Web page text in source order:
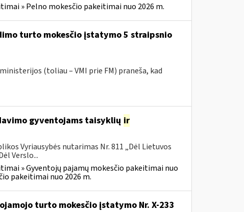
» Pelno mokesčio pakeitimai nuo 2026 m.
turto mokesčio įstatymo 5 straipsnio
(toliau – VMI prie FM) praneša, kad
gyventojams taisyklių ir
Vyriausybės nutarimas Nr. 811 „Dėl Lietuvos
Verslo...
» Gyventojų pajamų mokesčio pakeitimai nuo
pakeitimai nuo 2026 m.
turto mokesčio įstatymo Nr. X-233